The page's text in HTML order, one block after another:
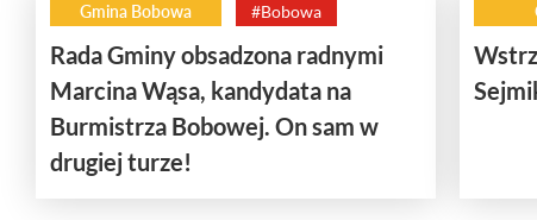
Gmina Bobowa #Bobowa
Rada Gminy obsadzona radnymi
Marcina Wąsa, kandydata na
Burmistrza Bobowej. On sam w
drugiej turze!